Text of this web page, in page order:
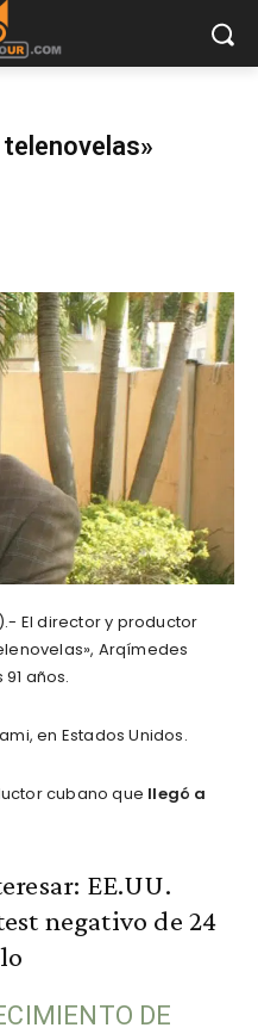
El director y productor
Arqímedes
años.
en Estados Unidos.
cubano que llegó a
EE.UU.
negativo de 24
DE